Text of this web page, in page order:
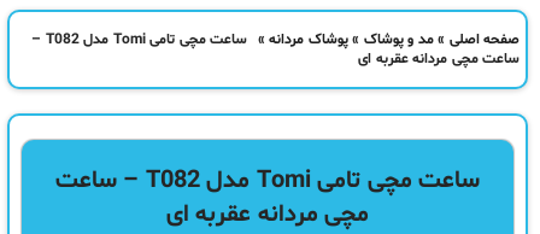
صفحه اصلی »مد و پوشاک »پوشاک مردانه »
ساعت مچی تامی Tomi مدل T082 –
ساعت مچی مردانه عقربه ای
ساعت مچی تامی Tomi مدل T082 – ساعت
مچی مردانه عقربه ای